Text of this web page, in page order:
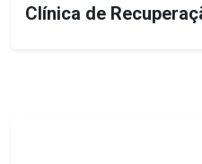
Clínica de